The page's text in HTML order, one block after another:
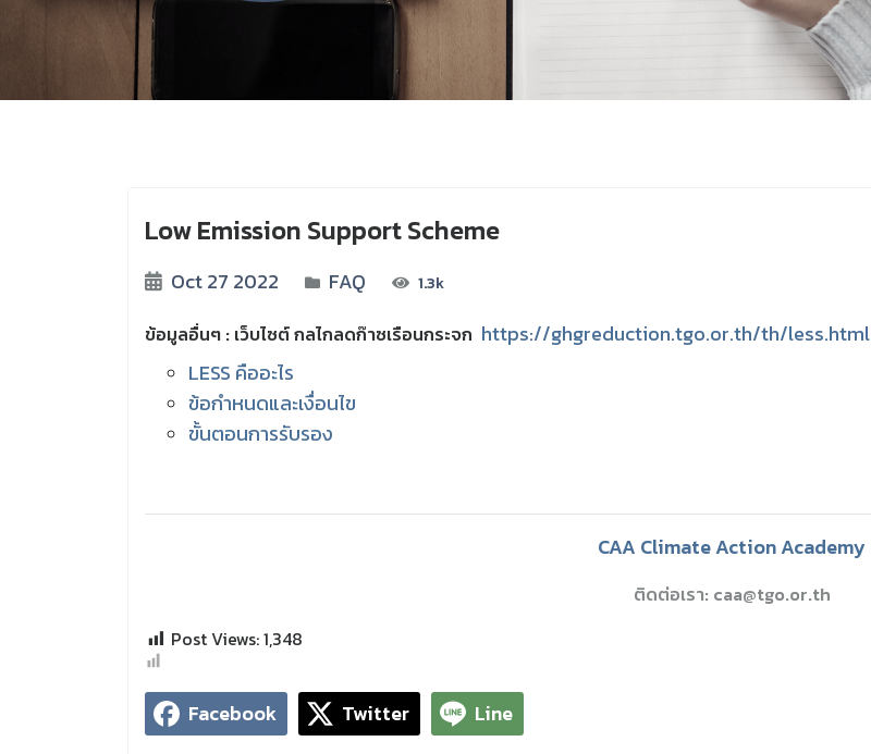
Low Emission Support Scheme
Oct 27 2022 FAQ 1.3k
ข้อมูลอื่นๆ : เว็บไซต์ กลไกลดก๊าซเรือนกระจก https://ghgreduction.tgo.or.th/th/less.html
LESS คืออะไร
ข้อกำหนดและเงื่อนไข
ขั้นตอนการรับรอง
CAA Climate Action Academy
ติดต่อเรา: caa@tgo.or.th
Post Views:1,348
Facebook Twitter Line